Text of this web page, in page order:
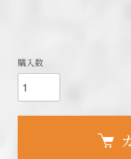
購入数